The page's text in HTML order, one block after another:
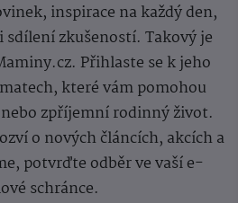
inspirace na každý den,
sdílení zkušeností. Takový je
Přihlaste se k jeho
které vám pomohou
zpříjemní rodinný život.
o nových článcích, akcích a
potvrďte odběr ve vaší e-
schránce.